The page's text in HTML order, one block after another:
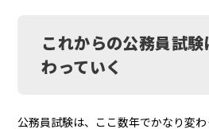
これからの公務員試
わっていく
公務員試験は、ここ数年でかなり変わ